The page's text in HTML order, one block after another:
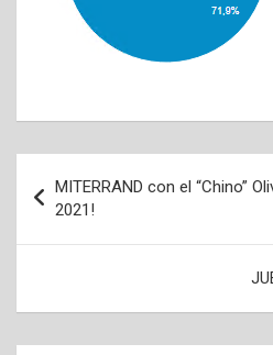
de
entradas
MITERRAND con el “Chino”
2021!